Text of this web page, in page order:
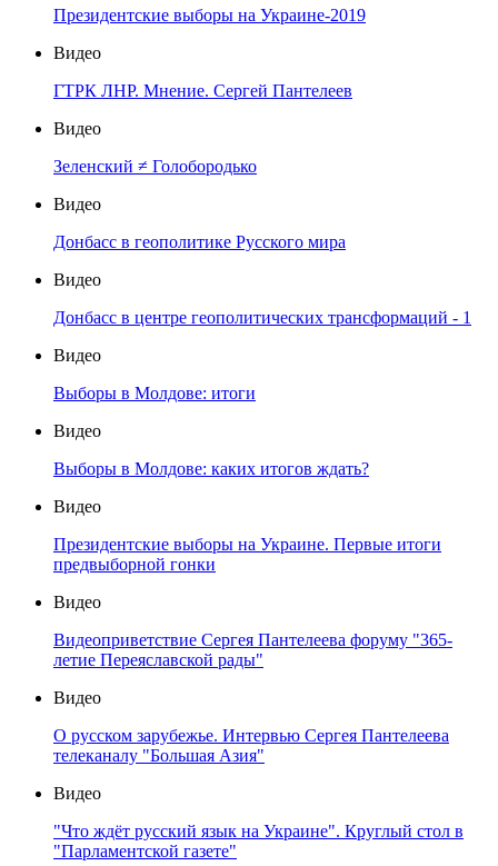
Президентские выборы на Украине-2019
Видео
ГТРК ЛНР. Мнение. Сергей Пантелеев
Видео
Зеленский ≠ Голобородько
Видео
Донбасс в геополитике Русского мира
Видео
Донбасс в центре геополитических трансформаций - 1
Видео
Выборы в Молдове: итоги
Видео
Выборы в Молдове: каких итогов ждать?
Видео
Президентские выборы на Украине. Первые итоги
предвыборной гонки
Видео
Видеоприветствие Сергея Пантелеева форуму "365-
летие Переяславской рады"
Видео
О русском зарубежье. Интервью Сергея Пантелеева
телеканалу "Большая Азия"
Видео
"Что ждёт русский язык на Украине". Круглый стол в
"Парламентской газете"